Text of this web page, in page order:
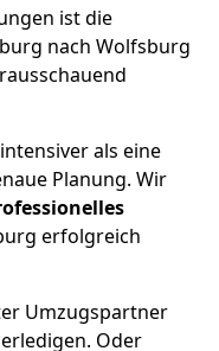
ist die
nach Wolfsburg
als eine
Planung. Wir
erfolgreich
Umzugspartner
Oder